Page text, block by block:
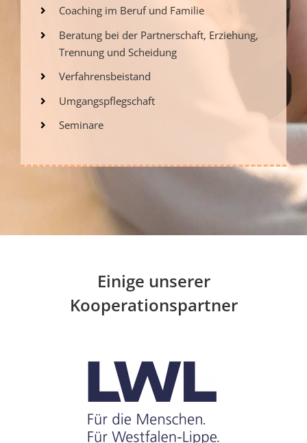
Coaching im Beruf und Familie
Beratung bei der Partnerschaft, Erziehung,
Trennung und Scheidung
Verfahrensbeistand
Umgangspflegschaft
Seminare
Einige unserer
Kooperationspartner